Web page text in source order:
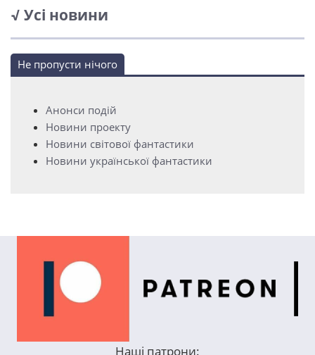
√ Усі новини
Не пропусти нічого
Анонси подій
Новини проекту
Новини світової фантастики
Новини української фантастики
Наші патрони: